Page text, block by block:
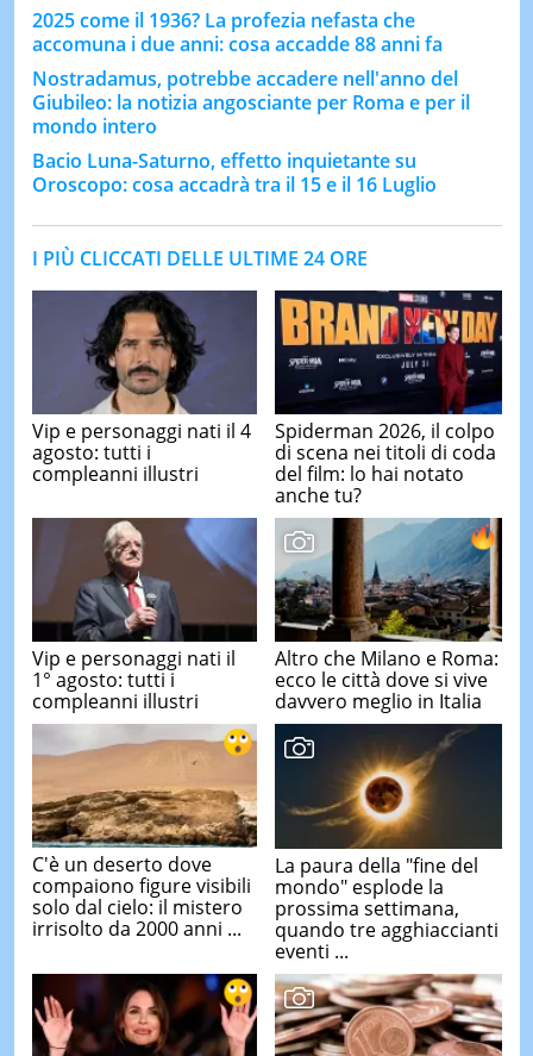
2025 come il 1936? La profezia nefasta che
accomuna i due anni: cosa accadde 88 anni fa
Nostradamus, potrebbe accadere nell'anno del
Giubileo: la notizia angosciante per Roma e per il
mondo intero
Bacio Luna-Saturno, effetto inquietante su
Oroscopo: cosa accadrà tra il 15 e il 16 Luglio
I PIÙ CLICCATI DELLE ULTIME 24 ORE
Vip e personaggi nati il 4
agosto: tutti i
compleanni illustri
Spiderman 2026, il colpo
di scena nei titoli di coda
del film: lo hai notato
anche tu?
Vip e personaggi nati il
1° agosto: tutti i
compleanni illustri
Altro che Milano e Roma:
ecco le città dove si vive
davvero meglio in Italia
C'è un deserto dove
compaiono figure visibili
solo dal cielo: il mistero
irrisolto da 2000 anni ...
La paura della "fine del
mondo" esplode la
prossima settimana,
quando tre agghiaccianti
eventi ...